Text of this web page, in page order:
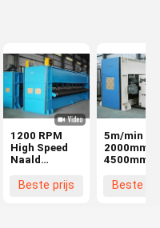
1200 RPM
High Speed
Naald
Machine
Beste prijs
5m/min
2000mm ~
4500mm
Beste